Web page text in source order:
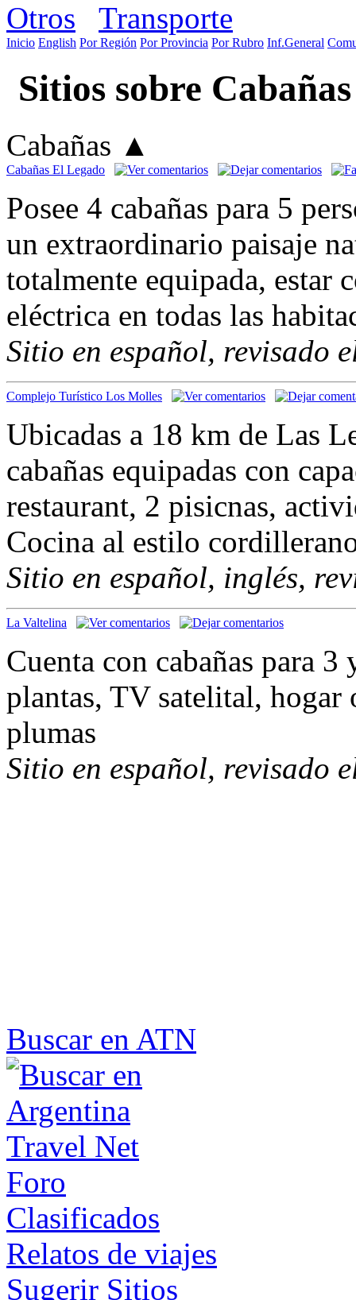
Otros
Transporte
Inicio English Por Región Por Provincia Por Rubro Inf.General
Sitios sobre
Cabañas ▲
Cabañas El Legado
Posee 4 cabañas para 5
un extraordinario paisaje
totalmente equipada, estar
eléctrica en todas las
Sitio en español, revisado
Complejo Turístico Los Molles
Ubicadas a 18 km de Las
cabañas equipadas con
restaurant, 2 pisicnas,
Cocina al estilo
Sitio en español, inglés,
La Valtelina
Cuenta con cabañas para 3
plantas, TV satelital, hogar
plumas
Sitio en español, revisado
Buscar en ATN
Foro
Clasificados
Relatos de viajes
Sugerir Sitios